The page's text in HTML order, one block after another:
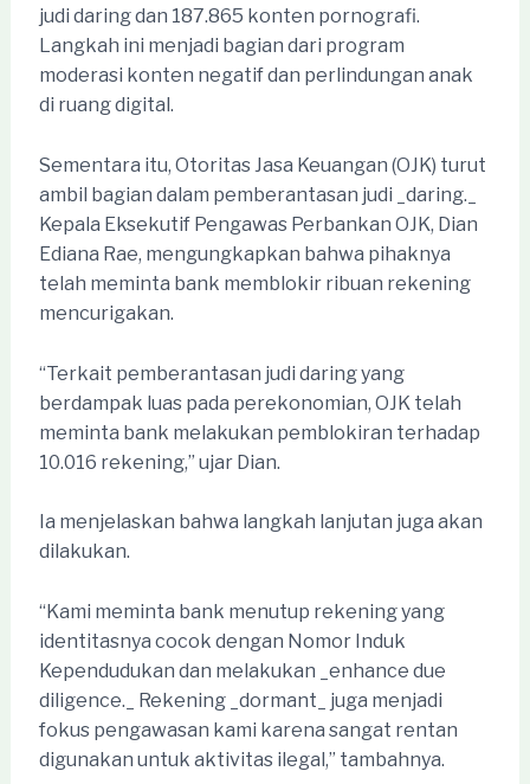
judi daring dan 187.865 konten pornografi.
Langkah ini menjadi bagian dari program
moderasi konten negatif dan perlindungan anak
di ruang digital.
Sementara itu, Otoritas Jasa Keuangan (OJK) turut
ambil bagian dalam pemberantasan judi _daring._
Kepala Eksekutif Pengawas Perbankan OJK, Dian
Ediana Rae, mengungkapkan bahwa pihaknya
telah meminta bank memblokir ribuan rekening
mencurigakan.
“Terkait pemberantasan judi daring yang
berdampak luas pada perekonomian, OJK telah
meminta bank melakukan pemblokiran terhadap
10.016 rekening,” ujar Dian.
Ia menjelaskan bahwa langkah lanjutan juga akan
dilakukan.
“Kami meminta bank menutup rekening yang
identitasnya cocok dengan Nomor Induk
Kependudukan dan melakukan _enhance due
diligence._ Rekening _dormant_ juga menjadi
fokus pengawasan kami karena sangat rentan
digunakan untuk aktivitas ilegal,” tambahnya.